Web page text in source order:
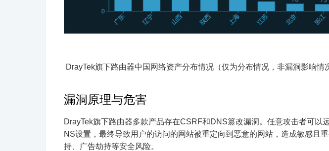
DrayTek旗下路由器中国网络资产分布情况（仅为分布情况，非漏洞影响情
漏洞原理与危害
DrayTek旗下路由器多款产品存在CSRF和DNS篡改漏洞。任意攻击者可以
NS设置，最终导致用户的访问的网站被重定向到恶意的网站，造成敏感且
持、广告劫持等安全风险。